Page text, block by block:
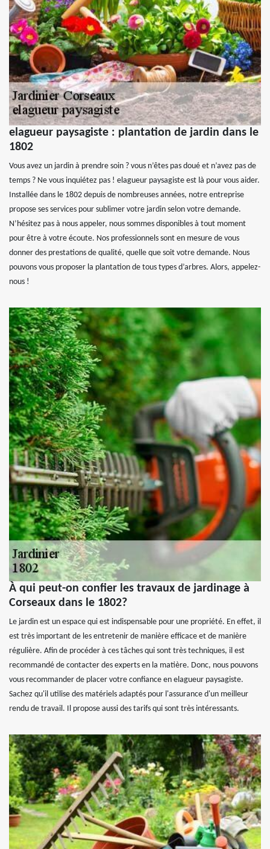
elagueur paysagiste : plantation de jardin dans le
1802
Vous avez un jardin à prendre soin ? vous n’êtes pas doué et n’avez pas de
temps ? Ne vous inquiétez pas ! elagueur paysagiste est là pour vous aider.
Installée dans le 1802 depuis de nombreuses années, notre entreprise
propose ses services pour sublimer votre jardin selon votre demande.
N’hésitez pas à nous appeler, nous sommes disponibles à tout moment
pour être à votre écoute. Nos professionnels sont en mesure de vous
donner des prestations de qualité, quelle que soit votre demande. Nous
pouvons vous proposer la plantation de tous types d’arbres. Alors, appelez-
nous !
À qui peut-on confier les travaux de jardinage à
Corseaux dans le 1802?
Le jardin est un espace qui est indispensable pour une propriété. En effet, il
est très important de les entretenir de manière efficace et de manière
régulière. Afin de procéder à ces tâches qui sont très techniques, il est
recommandé de contacter des experts en la matière. Donc, nous pouvons
vous recommander de placer votre confiance en elagueur paysagiste.
Sachez qu'il utilise des matériels adaptés pour l'assurance d'un meilleur
rendu de travail. Il propose aussi des tarifs qui sont très intéressants.